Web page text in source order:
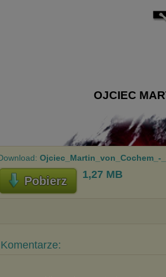
Ojciec_Martin_von_Cochem_-
Pobierz 1,27 MB
Komentarze: